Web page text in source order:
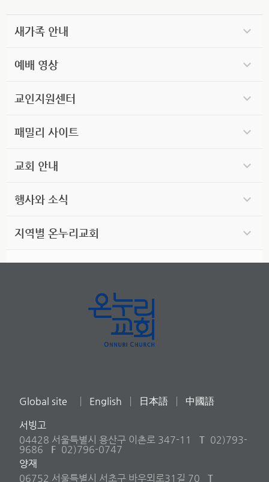
새가족 안내
예배 영상
교인지원센터
패밀리 사이트
교회 안내
행사와 소식
지역별 온누리교회
Global site English 日本語 中國語
서빙고
04428 서울특별시 용산구 이촌로 347-11
T 02)793-
9686
F 02)796-0747
양재
06752 서울특별시 서초구 바우뫼로31길 70
T